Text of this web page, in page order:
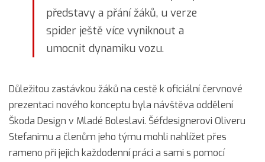
představy a přání žáků, u verze
spider ještě více vyniknout a
umocnit dynamiku vozu.
Důležitou zastávkou žáků na cestě k oficiální červnové
prezentaci nového konceptu byla návštěva oddělení
Škoda Design v Mladé Boleslavi. Šéfdesignerovi Oliveru
Stefanimu a členům jeho týmu mohli nahlížet přes
rameno při jejich každodenní práci a sami s pomocí